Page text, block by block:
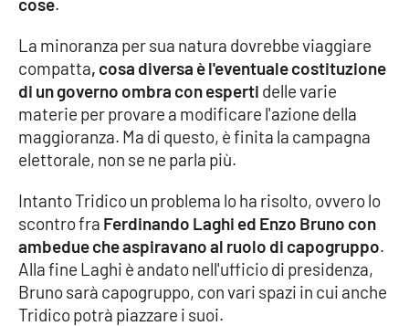
Ilvibonese.it
Catanzarochannel.it
APP
Android
Apple
La minoranza per sua natura dovrebbe viaggiare
compatta, cosa diversa è l'eventuale costituzione
di un governo ombra con esperti delle varie
materie per provare a modificare l'azione della
maggioranza. Ma di questo, è finita la campagna
elettorale, non se ne parla più.
Intanto Tridico un problema lo ha risolto, ovvero lo
scontro fra Ferdinando Laghi ed Enzo Bruno con
ambedue che aspiravano al ruolo di capogruppo.
Alla fine Laghi è andato nell'ufficio di presidenza,
Bruno sarà capogruppo, con vari spazi in cui anche
Tridico potrà piazzare i suoi.